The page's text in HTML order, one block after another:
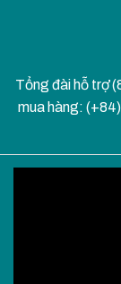
Tổng đài hỗ trợ
mua hàng: